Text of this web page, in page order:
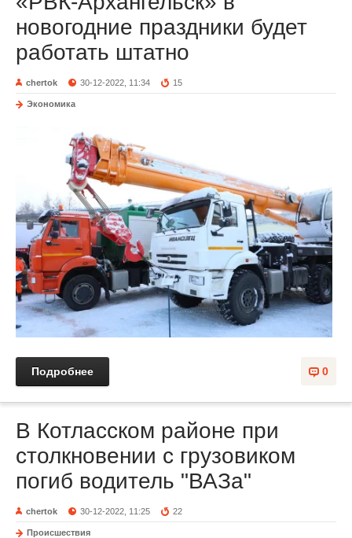
новогодние праздники будет
работать штатно
chertok 30-12-2022, 11:34 15
Экономика
0
Подробнее
В Котласском районе при
столкновении с грузовиком
погиб водитель "ВАЗа"
chertok 30-12-2022, 11:25 22
Происшествия